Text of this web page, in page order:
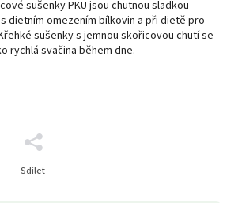
sušenky PKU jsou chutnou sladkou
dietním omezením bílkovin a při dietě pro
sušenky s jemnou skořicovou chutí se
rychlá svačina během dne.
Sdílet